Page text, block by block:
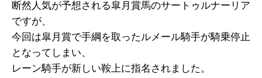
断然人気が予想される皐月賞馬のサートゥルナーリア
ですが、
今回は皐月賞で手綱を取ったルメール騎手が騎乗停止
となってしまい、
レーン騎手が新しい鞍上に指名されました。